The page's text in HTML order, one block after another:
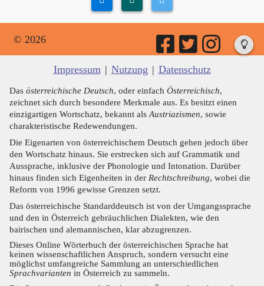
© 2026
Impressum | Nutzung | Datenschutz
Das österreichische Deutsch, oder einfach Österreichisch,
zeichnet sich durch besondere Merkmale aus. Es besitzt einen
einzigartigen Wortschatz, bekannt als Austriazismen, sowie
charakteristische Redewendungen.
Die Eigenarten von österreichischem Deutsch gehen jedoch über
den Wortschatz hinaus. Sie erstrecken sich auf Grammatik und
Aussprache, inklusive der Phonologie und Intonation. Darüber
hinaus finden sich Eigenheiten in der Rechtschreibung, wobei die
Reform von 1996 gewisse Grenzen setzt.
Das österreichische Standarddeutsch ist von der Umgangssprache
und den in Österreich gebräuchlichen Dialekten, wie den
bairischen und alemannischen, klar abzugrenzen.
Dieses Online Wörterbuch der österreichischen Sprache hat
keinen wissenschaftlichen Anspruch, sondern versucht eine
möglichst umfangreiche Sammlung an unterschiedlichen
Sprachvarianten in Österreich zu sammeln.